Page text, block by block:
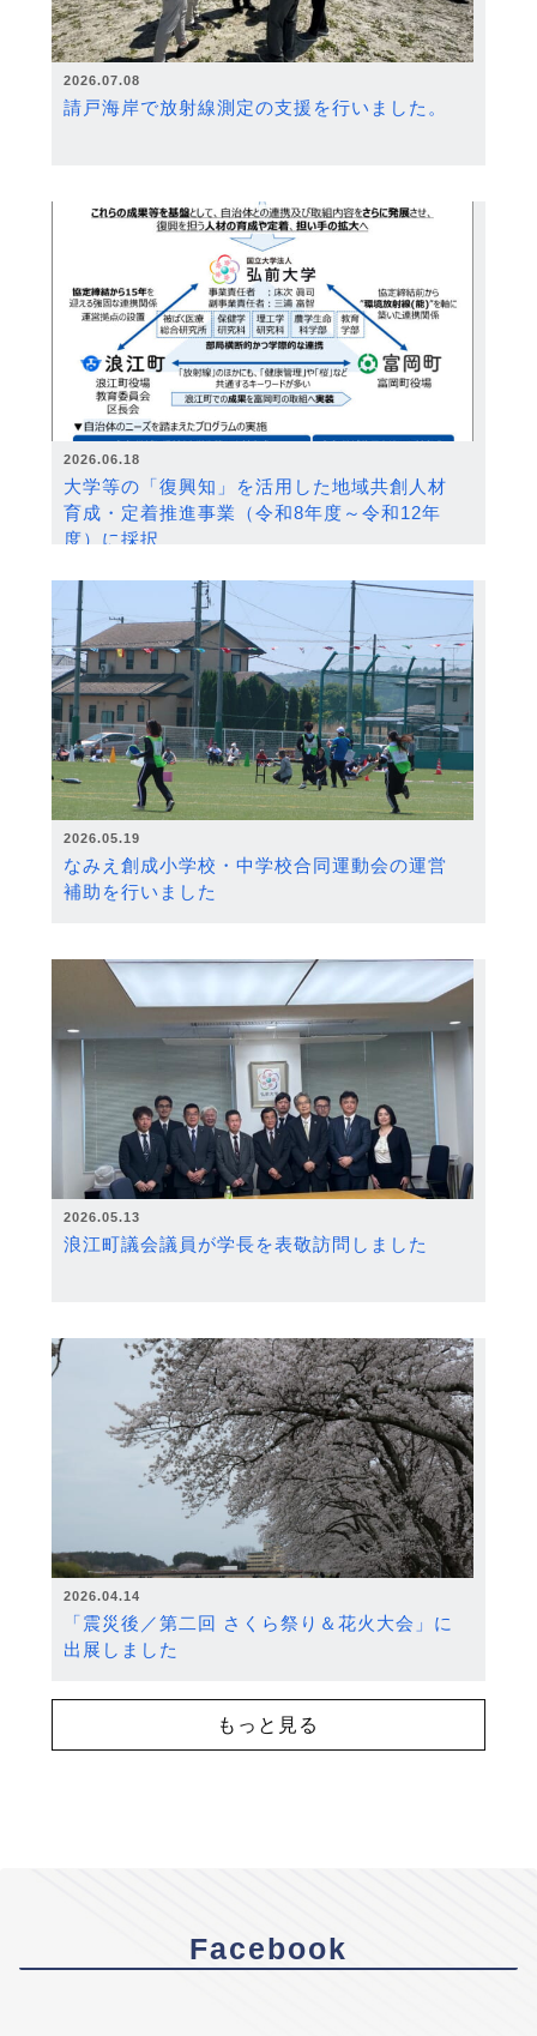
2026.07.08
請戸海岸で放射線測定の支援を行いました。
2026.06.18
大学等の「復興知」を活用した地域共創人材
育成・定着推進事業（令和8年度～令和12年
度）に採択
2026.05.19
なみえ創成小学校・中学校合同運動会の運営
補助を行いました
2026.05.13
浪江町議会議員が学長を表敬訪問しました
2026.04.14
「震災後／第二回 さくら祭り＆花火大会」に
出展しました
もっと見る
Facebook